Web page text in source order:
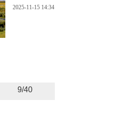
2025-11-15 14:34
9/40